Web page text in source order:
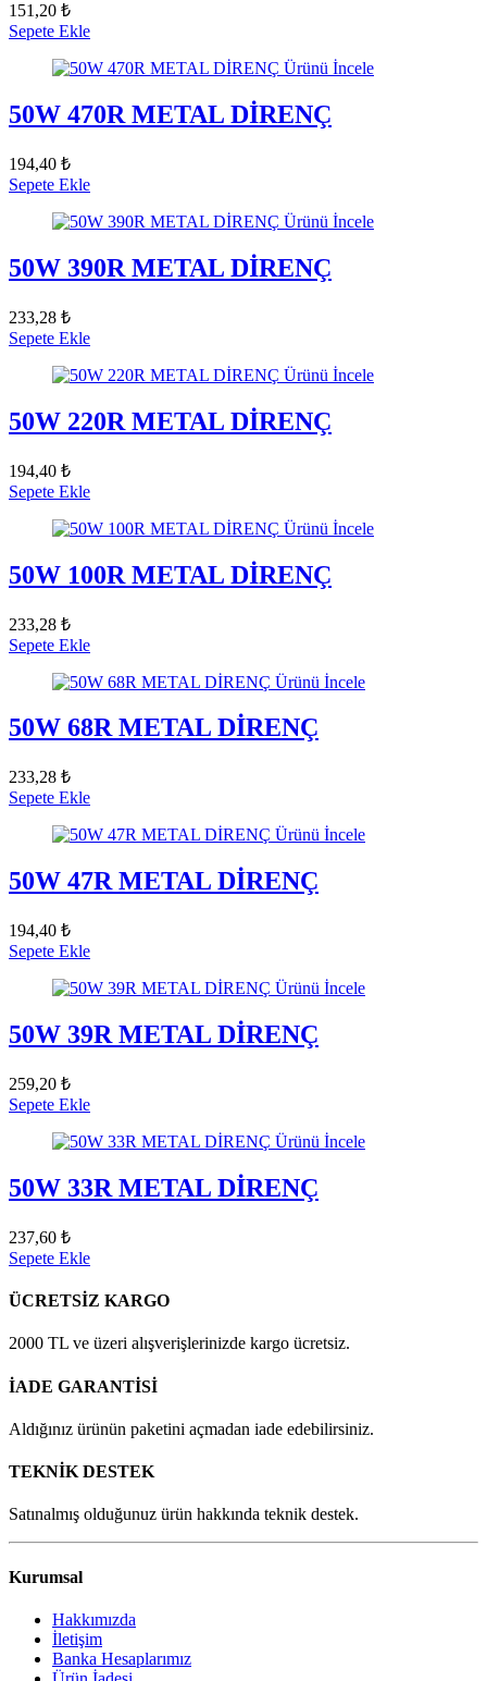
151,20 ₺
Sepete Ekle
Ürünü İncele
50W 470R METAL DİRENÇ
194,40 ₺
Sepete Ekle
Ürünü İncele
50W 390R METAL DİRENÇ
233,28 ₺
Sepete Ekle
Ürünü İncele
50W 220R METAL DİRENÇ
194,40 ₺
Sepete Ekle
Ürünü İncele
50W 100R METAL DİRENÇ
233,28 ₺
Sepete Ekle
Ürünü İncele
50W 68R METAL DİRENÇ
233,28 ₺
Sepete Ekle
Ürünü İncele
50W 47R METAL DİRENÇ
194,40 ₺
Sepete Ekle
Ürünü İncele
50W 39R METAL DİRENÇ
259,20 ₺
Sepete Ekle
Ürünü İncele
50W 33R METAL DİRENÇ
237,60 ₺
Sepete Ekle
ÜCRETSİZ KARGO
2000 TL ve üzeri alışverişlerinizde kargo ücretsiz.
İADE GARANTİSİ
Aldığınız ürünün paketini açmadan iade edebilirsiniz.
TEKNİK DESTEK
Satınalmış olduğunuz ürün hakkında teknik destek.
Kurumsal
Hakkımızda
İletişim
Banka Hesaplarımız